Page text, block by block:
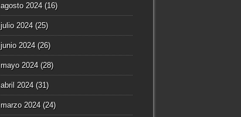
agosto 2024(16)
julio 2024(25)
junio 2024(26)
mayo 2024(28)
abril 2024(31)
marzo 2024(24)